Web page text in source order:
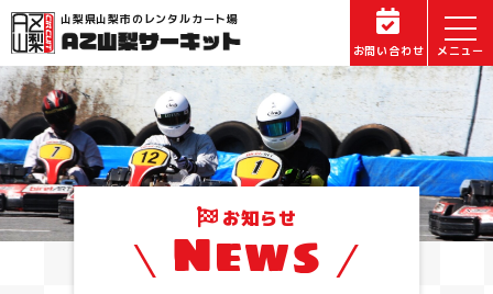
山梨県山梨市のレンタルカート場
お問い合わせ
お知らせ
News